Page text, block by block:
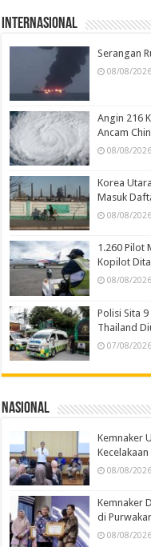
Internasional
Serangan
08/08/2026
Angin 216
Ancam
08/08/2026
Korea
Masuk
08/08/2026
1.260 Pilot
Kopilot
08/08/2026
Polisi Sita
Thailand
07/08/2026
Nasional
Kemnaker
Kecelakaan
08/08/2026
Kemnaker
di
08/08/2026